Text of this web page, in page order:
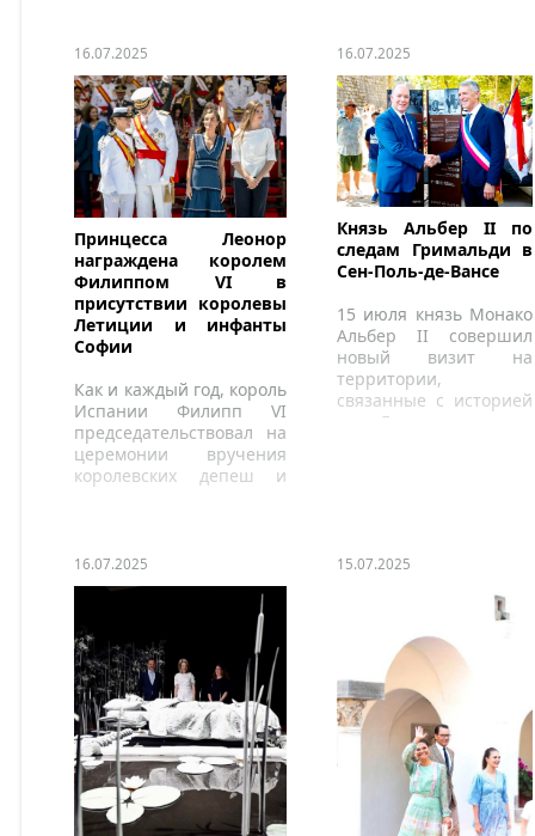
16.07.2025
Принцесса Леонор
награждена королем
Филиппом VI в
присутствии королевы
Летиции и инфанты
Софии
Как и каждый год, король
Испании Филипп VI
председательствовал на
церемонии вручения
королевских депеш и
16.07.2025
Князь Альбер II по
следам Гримальди в
Сен-Поль-де-Вансе
15 июля князь Монако
Альбер II совершил
новый визит на
территории,
связанные с историей
рода Гримальди.
16.07.2025 15.07.2025